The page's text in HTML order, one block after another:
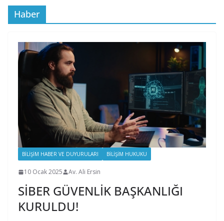
Haber
BILIŞIM HABER VE DUYURULARI BILIŞIM HUKUKU
10 Ocak 2025 Av. Ali Ersin
SİBER GÜVENLİK BAŞKANLIĞI
KURULDU!